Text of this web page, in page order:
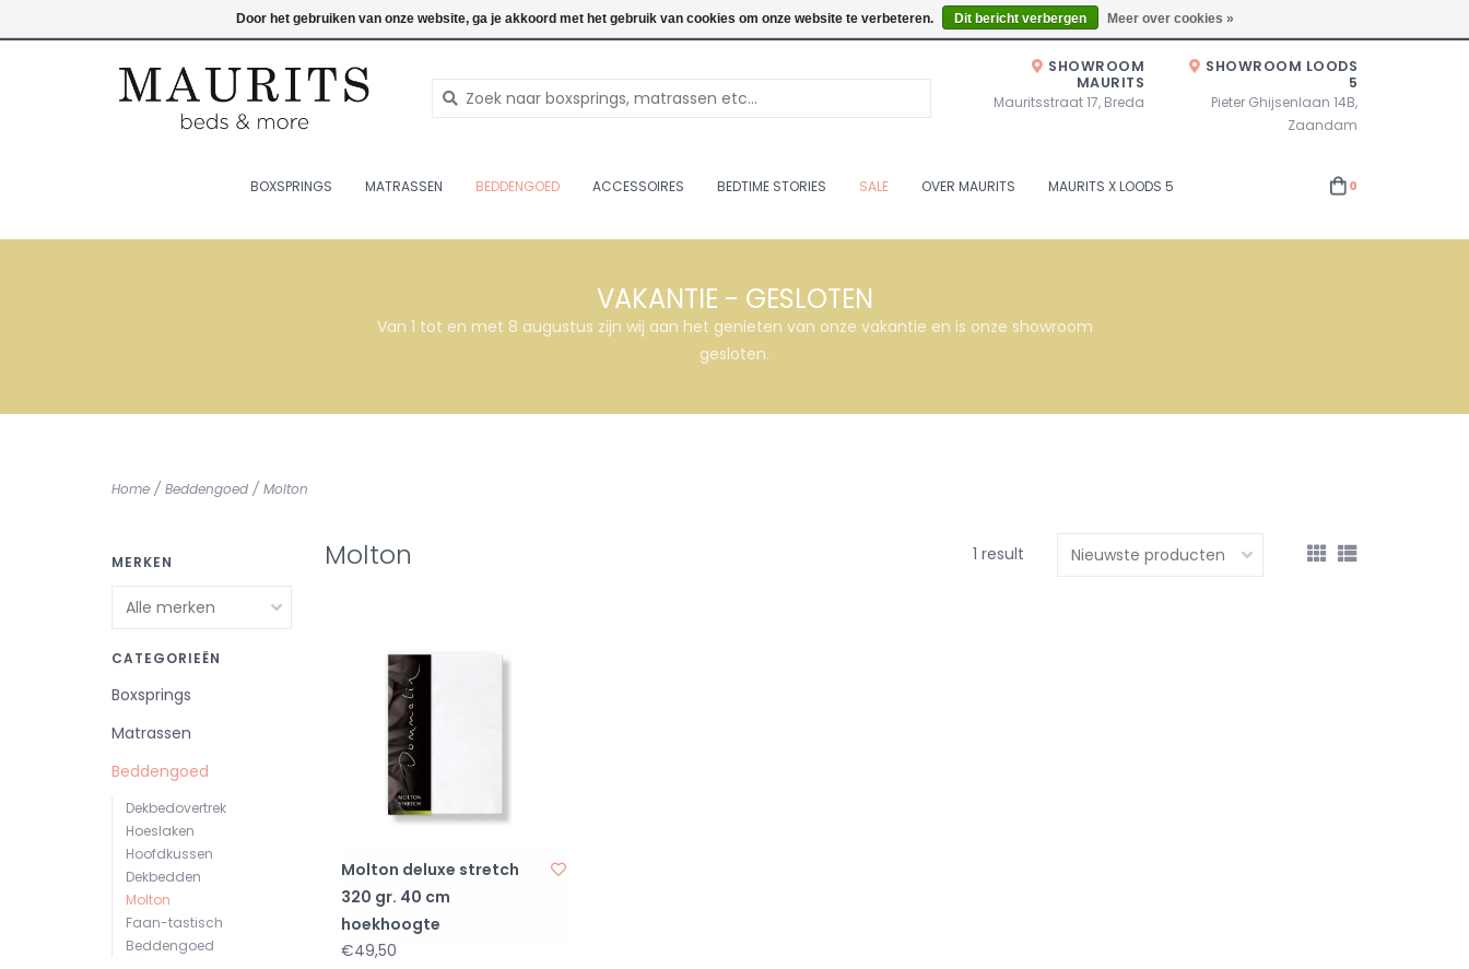
Inloggen Openingstijden: Vrijdag & Zaterdag 10.00u - 17.00u of op afspraak!
SHOWROOM
MAURITS
Mauritsstraat 17, Breda
SHOWROOM LOODS
5
Pieter Ghijsenlaan 14B,
Zaandam
BOXSPRINGS MATRASSEN BEDDENGOED ACCESSOIRES BEDTIME STORIES SALE OVER MAURITS MAURITS X LOODS 5 0
VAKANTIE - GESLOTEN
Van 1 tot en met 8 augustus zijn wij aan het genieten van onze vakantie en is onze showroom
gesloten.
Home / Beddengoed / Molton
MERKEN
CATEGORIEËN
Boxsprings
Matrassen
Beddengoed
Dekbedovertrek
Hoeslaken
Hoofdkussen
Dekbedden
Molton
Faan-tastisch
Beddengoed
Molton 1 result
Molton deluxe stretch
320 gr. 40 cm
hoekhoogte
€49,50
Door het gebruiken van onze website, ga je akkoord met het gebruik van cookies om onze website te verbeteren. Dit bericht verbergen Meer over cookies »